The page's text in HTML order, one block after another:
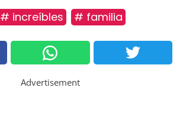
# increíbles # familia
Advertisement